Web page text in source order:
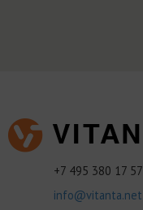
+7 495 380 17 57
info@vitanta.net